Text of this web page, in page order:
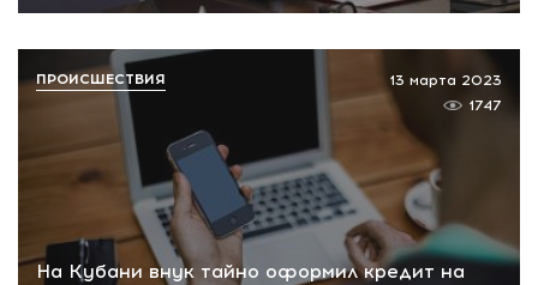
На Кубани внук тайно оформил кредит на
13 марта 2023
1747
ПРОИСШЕСТВИЯ